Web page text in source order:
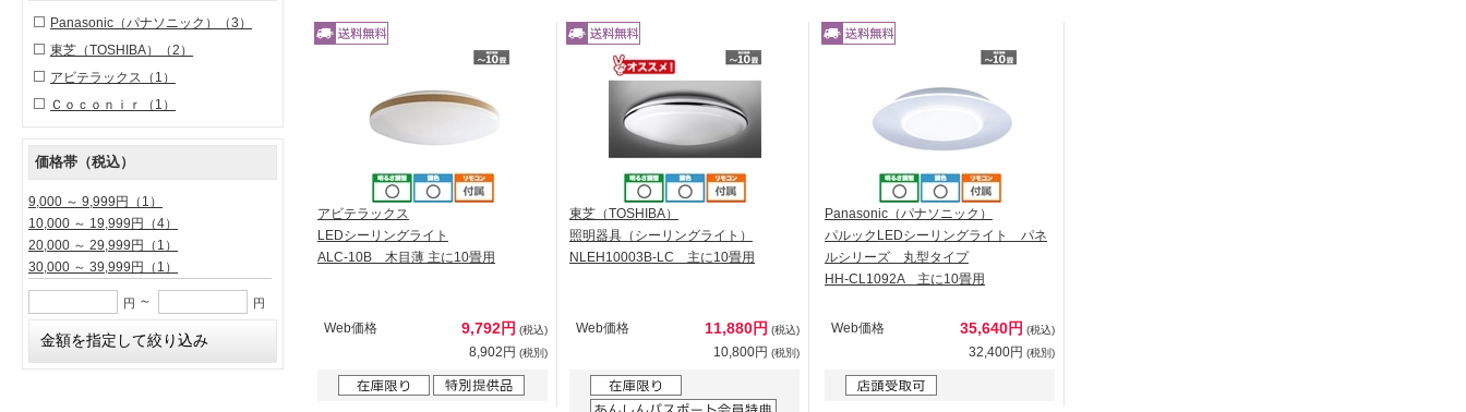
Panasonic（パナソニック）
（3）
東芝（TOSHIBA）
（2）
アビテラックス （1）
Ｃｏｃｏｎｉｒ
（1）
価格帯（税込）
9,000 ～ 9,999円
（1）
10,000 ～ 19,999円
（4）
20,000 ～ 29,999円
（1）
30,000 ～ 39,999円
（1）
円 ～ 円
アビテラックス
LEDシーリングライト
ALC-10B 木目薄 主に10畳用
Web価格 9,792円 (税込)
8,902円 (税別)
東芝（TOSHIBA）
照明器具（シーリングライト）
NLEH10003B-LC 主に10畳用
Web価格 11,880円 (税込)
10,800円 (税別)
Panasonic（パナソニック）
パルックLEDシーリングライト パネ
ルシリーズ 丸型タイプ
HH-CL1092A 主に10畳用
Web価格 35,640円 (税込)
32,400円 (税別)